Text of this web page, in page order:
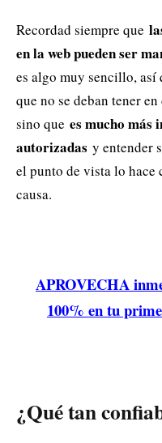
Recordad siempre que
en la web pueden ser
es algo muy sencillo, así
que no se deban tener
sino que es mucho más
autorizadas y entender
el punto de vista lo
causa.
APROVECHA
100% en tu
¿Qué tan